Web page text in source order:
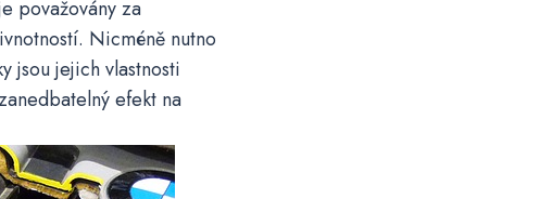
považovány za
Nicméně nutno
jsou jejich vlastnosti
efekt na